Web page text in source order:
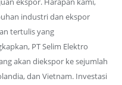
industri dan ekspor
tertulis yang
PT Selim Elektro
akan diekspor ke sejumlah
dan Vietnam. Investasi